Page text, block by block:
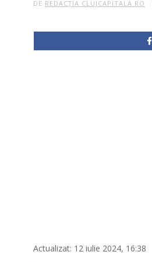
DE REDACȚIA CLUJCAPITALA.RO
Actualizat: 12 iulie 2024, 16:38